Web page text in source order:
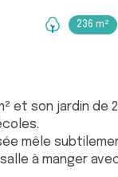
236 m²
et son jardin de
mêle
à manger